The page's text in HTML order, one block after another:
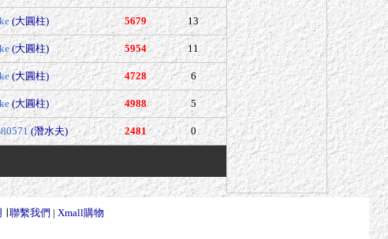
(大圓柱) 5679 13
(大圓柱) 5954 11
(大圓柱) 4728 6
(大圓柱) 4988 5
(潛水夫) 2481 0
∣聯繫我們 |Xmall購物